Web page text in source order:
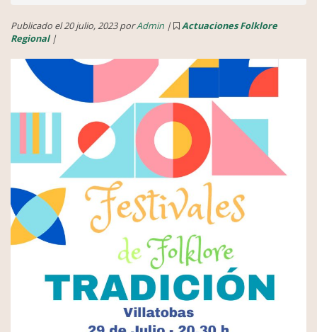
Publicado el 20 julio, 2023 porAdmin | Actuaciones Folklore
Regional |